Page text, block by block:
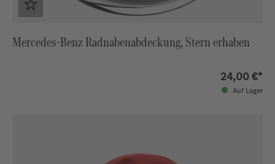
Mercedes-Benz Radnabenabdeckung, Stern erhaben
24,00 €*
Auf Lager